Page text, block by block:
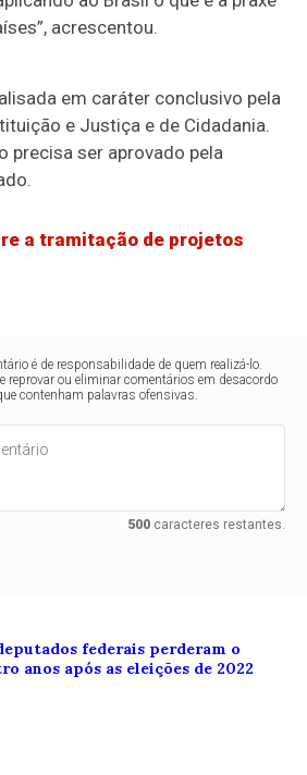
acrescentou.
em caráter conclusivo pela
e Justiça e de Cidadania.
precisa ser aprovado pela
a tramitação de projetos
é de responsabilidade de quem realizá-lo.
reprovar ou eliminar comentários em desacordo
contenham palavras ofensivas.
500caracteres restantes.